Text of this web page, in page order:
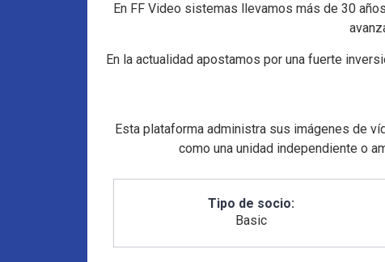
En FF Video sistemas llevamos más de 30
En la actualidad apostamos por una fuerte
Esta plataforma administra sus imágenes de
como una unidad independiente o
Tipo de socio:
Basic